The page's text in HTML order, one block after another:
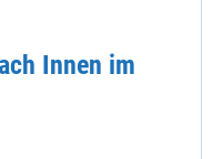
Innen im